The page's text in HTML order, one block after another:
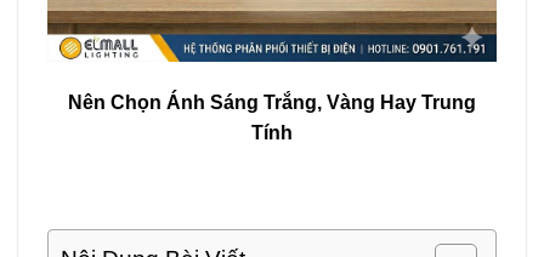
Nên Chọn Ánh Sáng Trắng, Vàng Hay Trung
Tính